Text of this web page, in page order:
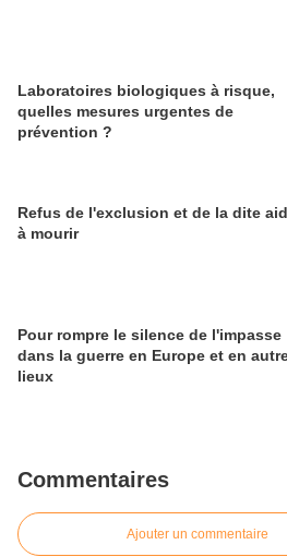
Laboratoires biologiques à risque,
quelles mesures urgentes de
prévention ?
Refus de l'exclusion et de la dite
à mourir
Pour rompre le silence de l'impasse
dans la guerre en Europe et en
lieux
Commentaires
Ajouter un commentaire